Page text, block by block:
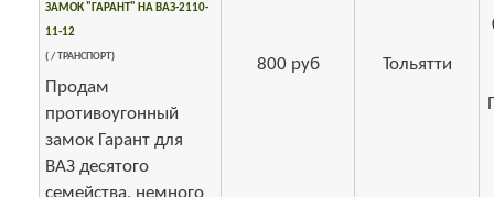
ЗАМОК "ГАРАНТ" НА ВАЗ-2110-
11-12
( / ТРАНСПОРТ)
Продам
противоугонный
замок Гарант для
ВАЗ десятого
семейства, немного
800 руб Тольятти